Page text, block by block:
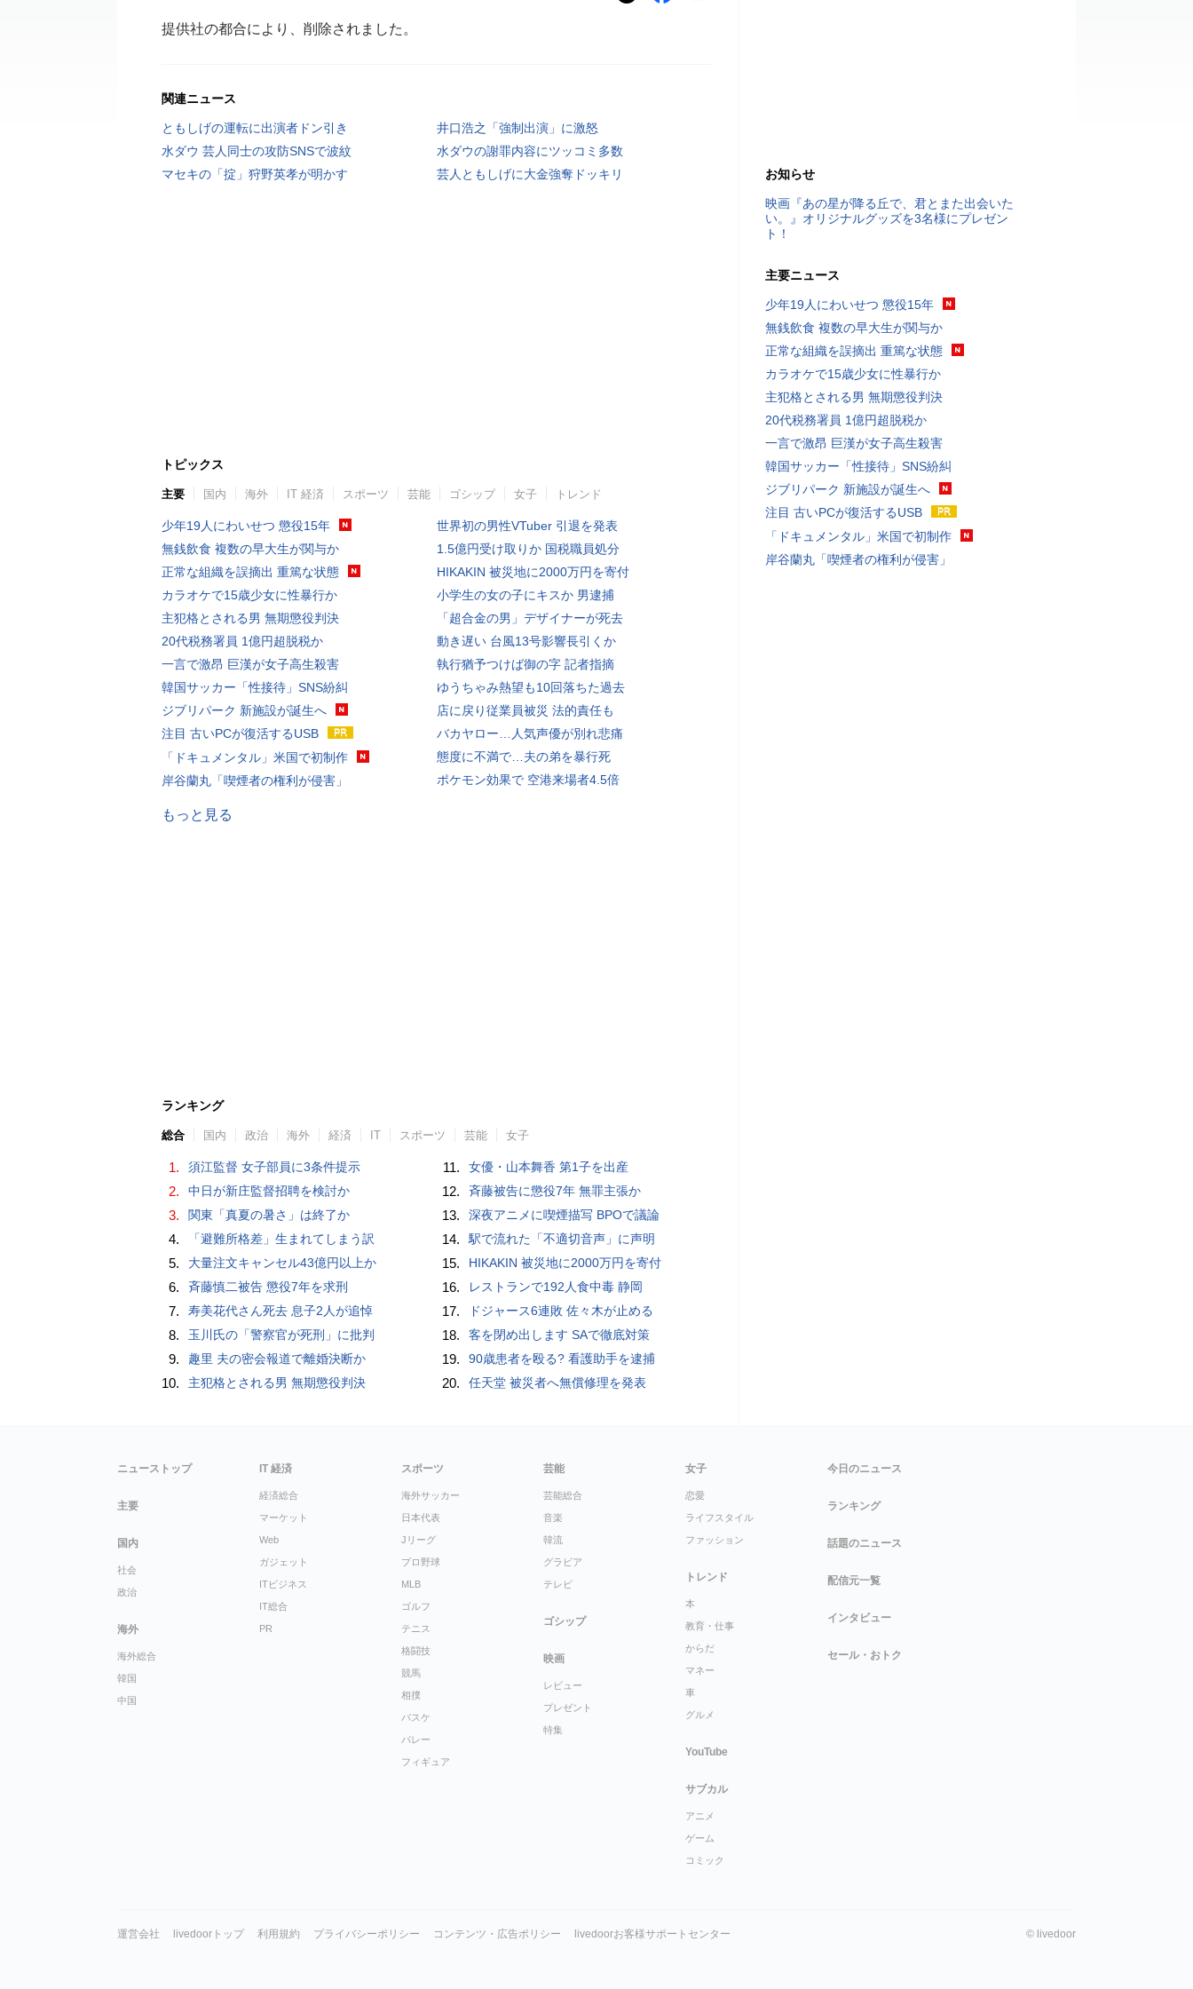
提供社の都合により、削除されました。
関連ニュース
ともしげの運転に出演者ドン引き
井口浩之「強制出演」に激怒
水ダウ 芸人同士の攻防SNSで波紋
水ダウの謝罪内容にツッコミ多数
マセキの「掟」狩野英孝が明かす
芸人ともしげに大金強奪ドッキリ
トピックス
主要 国内 海外 IT 経済 スポーツ 芸能 ゴシップ 女子 トレンド
少年19人にわいせつ 懲役15年
無銭飲食 複数の早大生が関与か
正常な組織を誤摘出 重篤な状態
カラオケで15歳少女に性暴行か
主犯格とされる男 無期懲役判決
20代税務署員 1億円超脱税か
一言で激昂 巨漢が女子高生殺害
韓国サッカー「性接待」SNS紛糾
ジブリパーク 新施設が誕生へ
注目 古いPCが復活するUSB
「ドキュメンタル」米国で初制作
岸谷蘭丸「喫煙者の権利が侵害」
世界初の男性VTuber 引退を発表
1.5億円受け取りか 国税職員処分
HIKAKIN 被災地に2000万円を寄付
小学生の女の子にキスか 男逮捕
「超合金の男」デザイナーが死去
動き遅い 台風13号影響長引くか
執行猶予つけば御の字 記者指摘
ゆうちゃみ熱望も10回落ちた過去
店に戻り従業員被災 法的責任も
バカヤロー…人気声優が別れ悲痛
態度に不満で…夫の弟を暴行死
ポケモン効果で 空港来場者4.5倍
もっと見る
ランキング
総合 国内 政治 海外 経済 IT スポーツ 芸能 女子
1. 須江監督 女子部員に3条件提示
2. 中日が新庄監督招聘を検討か
3. 関東「真夏の暑さ」は終了か
4. 「避難所格差」生まれてしまう訳
5. 大量注文キャンセル43億円以上か
6. 斉藤慎二被告 懲役7年を求刑
7. 寿美花代さん死去 息子2人が追悼
8. 玉川氏の「警察官が死刑」に批判
9. 趣里 夫の密会報道で離婚決断か
10. 主犯格とされる男 無期懲役判決
11. 女優・山本舞香 第1子を出産
12. 斉藤被告に懲役7年 無罪主張か
13. 深夜アニメに喫煙描写 BPOで議論
14. 駅で流れた「不適切音声」に声明
15. HIKAKIN 被災地に2000万円を寄付
16. レストランで192人食中毒 静岡
17. ドジャース6連敗 佐々木が止める
18. 客を閉め出します SAで徹底対策
19. 90歳患者を殴る? 看護助手を逮捕
20. 任天堂 被災者へ無償修理を発表
お知らせ
映画『あの星が降る丘で、君とまた出会いた
い。』オリジナルグッズを3名様にプレゼン
ト！
主要ニュース
少年19人にわいせつ 懲役15年
無銭飲食 複数の早大生が関与か
正常な組織を誤摘出 重篤な状態
カラオケで15歳少女に性暴行か
主犯格とされる男 無期懲役判決
20代税務署員 1億円超脱税か
一言で激昂 巨漢が女子高生殺害
韓国サッカー「性接待」SNS紛糾
ジブリパーク 新施設が誕生へ
注目 古いPCが復活するUSB
「ドキュメンタル」米国で初制作
岸谷蘭丸「喫煙者の権利が侵害」
ニューストップ
主要
国内
社会
政治
海外
海外総合
韓国
中国
IT 経済
経済総合
マーケット
Web
ガジェット
ITビジネス
IT総合
PR
スポーツ
海外サッカー
日本代表
Jリーグ
プロ野球
MLB
ゴルフ
テニス
格闘技
競馬
相撲
バスケ
バレー
フィギュア
芸能
芸能総合
音楽
韓流
グラビア
テレビ
ゴシップ
映画
レビュー
プレゼント
特集
女子
恋愛
ライフスタイル
ファッション
トレンド
本
教育・仕事
からだ
マネー
車
グルメ
YouTube
サブカル
アニメ
ゲーム
コミック
今日のニュース
ランキング
話題のニュース
配信元一覧
インタビュー
セール・おトク
運営会社 livedoorトップ 利用規約 プライバシーポリシー コンテンツ・広告ポリシー livedoorお客様サポートセンター © livedoor